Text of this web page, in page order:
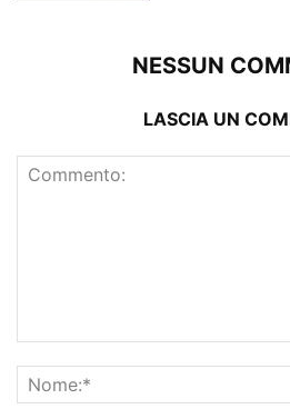
NESSUN
LASCIA UN